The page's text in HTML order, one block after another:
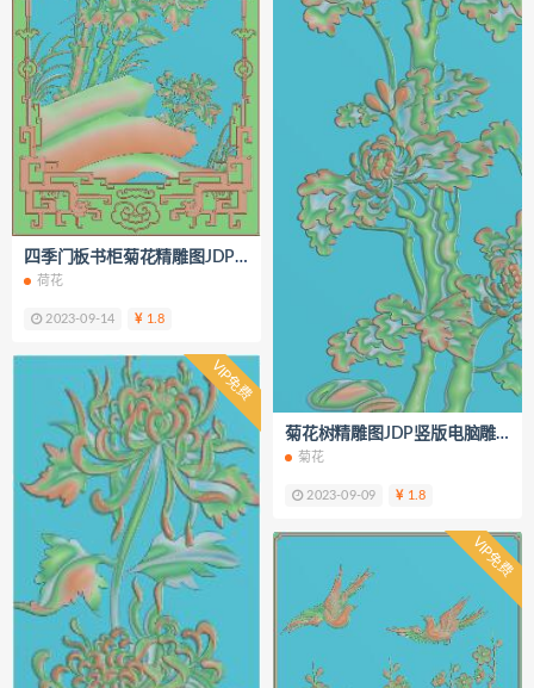
四季门板书柜菊花精雕图JDP屏风浮雕图K226
荷花
2023-09-14 1.8
VIP免费
菊花树精雕图JDP竖版电脑雕刻浮
菊花
2023-09-09 1.8
VIP免费